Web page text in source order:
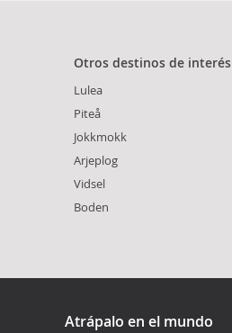
Otros destinos de interés
Lulea
Piteå
Jokkmokk
Arjeplog
Vidsel
Boden
Atrápalo en el mundo